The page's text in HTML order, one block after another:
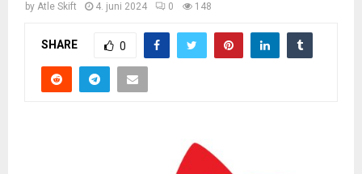
by Atle Skift 4. juni 2024 0 148
SHARE 0